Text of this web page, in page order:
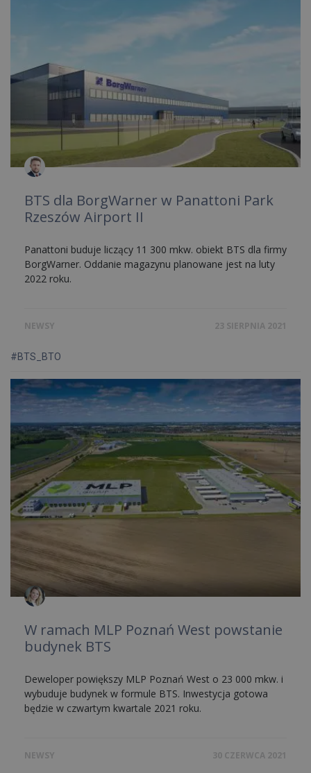
BTS dla BorgWarner w Panattoni Park
Rzeszów Airport II
Panattoni buduje liczący 11 300 mkw. obiekt BTS dla firmy
BorgWarner. Oddanie magazynu planowane jest na luty
2022 roku.
NEWSY 23 SIERPNIA 2021
#BTS_BTO
W ramach MLP Poznań West powstanie
budynek BTS
Deweloper powiększy MLP Poznań West o 23 000 mkw. i
wybuduje budynek w formule BTS. Inwestycja gotowa
będzie w czwartym kwartale 2021 roku.
NEWSY 30 CZERWCA 2021
Zbigniew Gawęda
Associate, Senior Business Development Manager